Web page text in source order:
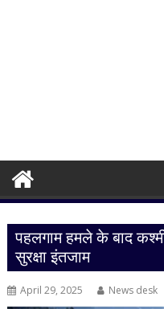
पहलगाम हमले के बाद
सुरक्षा इंतजाम
April 29, 2025 News desk